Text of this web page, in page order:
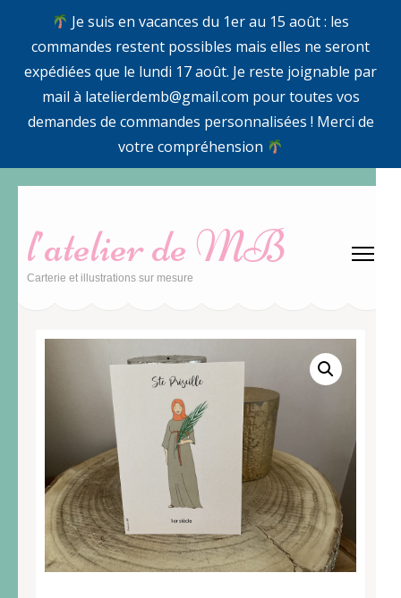
Je suis en vacances du 1er au 15 août : les
commandes restent possibles mais elles ne seront
expédiées que le lundi 17 août. Je reste joignable par
mail à latelierdemb@gmail.com pour toutes vos
demandes de commandes personnalisées ! Merci de
votre compréhension
contenu
(Pressez
l’atelier de MB
Carterie et illustrations sur mesure